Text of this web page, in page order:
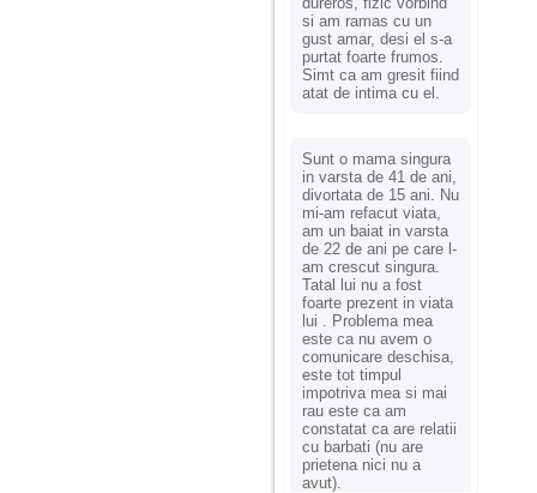
si am ramas cu un
gust amar, desi el s-a
purtat foarte frumos.
Simt ca am gresit fiind
atat de intima cu el.
Sunt o mama singura
in varsta de 41 de ani,
divortata de 15 ani. Nu
mi-am refacut viata,
am un baiat in varsta
de 22 de ani pe care l-
am crescut singura.
Tatal lui nu a fost
foarte prezent in viata
lui . Problema mea
este ca nu avem o
comunicare deschisa,
este tot timpul
impotriva mea si mai
rau este ca am
constatat ca are relatii
cu barbati (nu are
prietena nici nu a
avut).